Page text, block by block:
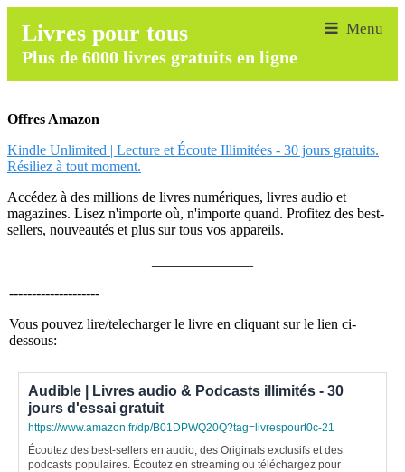
Livres pour tous
Plus de 6000 livres gratuits en ligne
Offres Amazon
Kindle Unlimited | Lecture et Écoute Illimitées - 30 jours gratuits.
Résiliez à tout moment.
Accédez à des millions de livres numériques, livres audio et
magazines. Lisez n'importe où, n'importe quand. Profitez des best-
sellers, nouveautés et plus sur tous vos appareils.
--------------------
Vous pouvez lire/telecharger le livre en cliquant sur le lien ci-
dessous:
Audible | Livres audio & Podcasts illimités - 30
jours d'essai gratuit
https://www.amazon.fr/dp/B01DPWQ20Q?tag=livrespourt0c-21
Écoutez des best-sellers en audio, des Originals exclusifs et des
podcasts populaires. Écoutez en streaming ou téléchargez pour